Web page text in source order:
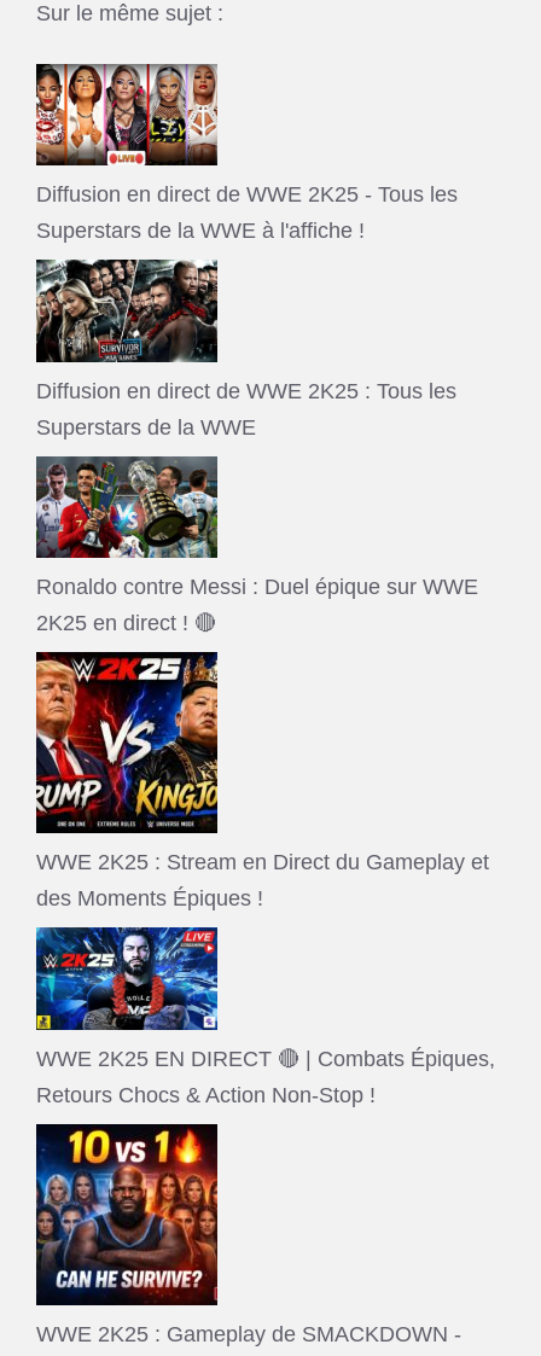
Sur le même sujet :
Diffusion en direct de WWE 2K25 - Tous les
Superstars de la WWE à l'affiche !
Diffusion en direct de WWE 2K25 : Tous les
Superstars de la WWE
Ronaldo contre Messi : Duel épique sur WWE
2K25 en direct ! 🔴
WWE 2K25 : Stream en Direct du Gameplay et
des Moments Épiques !
WWE 2K25 EN DIRECT 🔴 | Combats Épiques,
Retours Chocs & Action Non-Stop !
WWE 2K25 : Gameplay de SMACKDOWN -